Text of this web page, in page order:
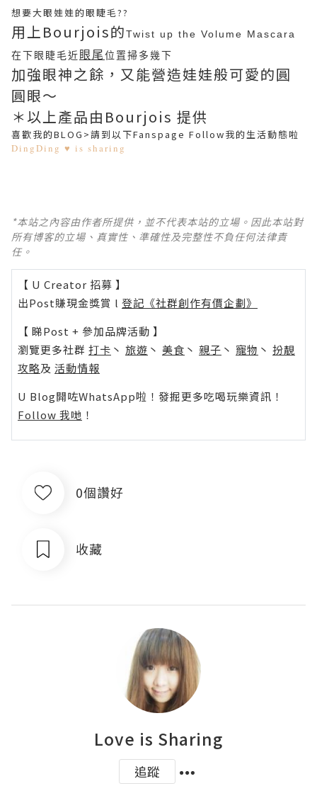
想要大眼娃娃的眼睫毛??
用上Bourjois的Twist up the Volume Mascara
在下眼睫毛近 眼尾位置掃多幾下
加強眼神之餘，又能營造娃娃般可愛的圓
圓眼～
＊以上產品由Bourjois 提供
喜歡我的BLOG>請到以下Fanspage Follow我的生活動態啦
DingDing ♥ is sharing
*本站之內容由作者所提供，並不代表本站的立場。因此本站對
所有博客的立場、真實性、準確性及完整性不負任何法律責
任。
【 U Creator 招募 】
出Post賺現金獎賞 l 登記《社群創作有價企劃》
【 睇Post + 參加品牌活動 】
瀏覽更多社群 打卡 丶 旅遊 丶 美食 丶 親子 丶 寵物 丶 扮靚
攻略及 活動情報
U Blog開咗WhatsApp啦！發掘更多吃喝玩樂資訊！
Follow 我哋 ！
0個讚好
收藏
Love is Sharing
追蹤